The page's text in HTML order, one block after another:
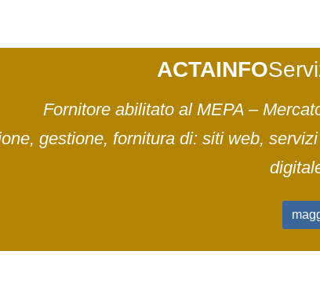
ACTAINFO
Fornitore abilitato al MEPA –
gestione, fornitura di: siti web,